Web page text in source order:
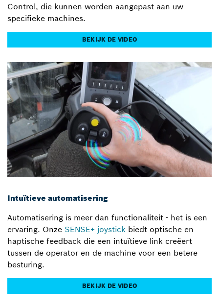
Control, die kunnen worden aangepast aan uw
specifieke machines.
BEKIJK DE VIDEO
Intuïtieve automatisering
Automatisering is meer dan functionaliteit - het is een
ervaring. Onze SENSE+ joystick biedt optische en
haptische feedback die een intuïtieve link creëert
tussen de operator en de machine voor een betere
besturing.
BEKIJK DE VIDEO